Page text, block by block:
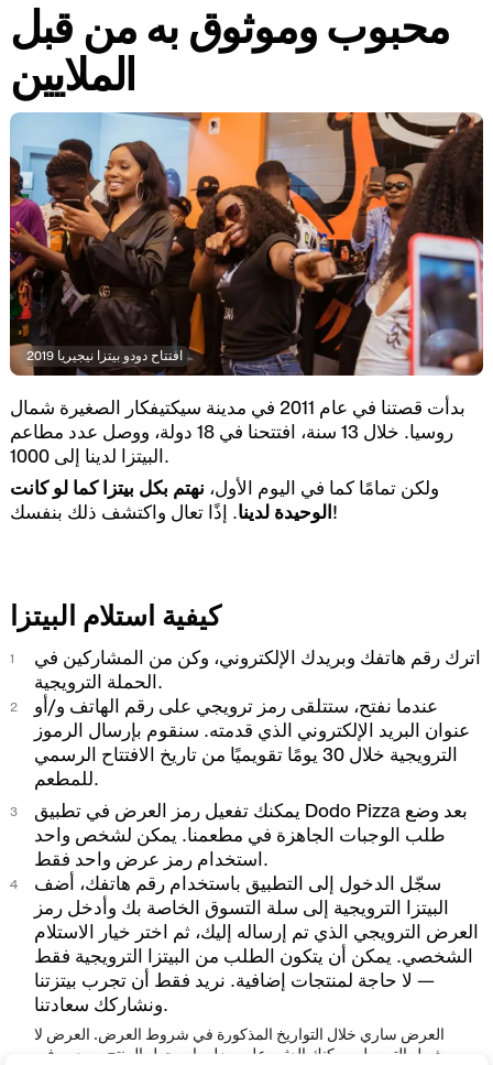
محبوب وموثوق به من قبل
الملايين
افتتاح دودو بيتزا نيجيريا 2019
بدأت قصتنا في عام 2011 في مدينة سيكتيفكار الصغيرة شمال
روسيا. خلال 13 سنة، افتتحنا في 18 دولة، ووصل عدد مطاعم
البيتزا لدينا إلى 1000.
ولكن تمامًا كما في اليوم الأول، نهتم بكل بيتزا كما لو كانت
الوحيدة لدينا. إذًا تعال واكتشف ذلك بنفسك!
كيفية استلام البيتزا
اترك رقم هاتفك وبريدك الإلكتروني، وكن من المشاركين في
الحملة الترويجية.
عندما نفتح، ستتلقى رمز ترويجي على رقم الهاتف و/أو
عنوان البريد الإلكتروني الذي قدمته. سنقوم بإرسال الرموز
الترويجية خلال 30 يومًا تقويميًا من تاريخ الافتتاح الرسمي
للمطعم.
يمكنك تفعيل رمز العرض في تطبيق Dodo Pizza بعد وضع
طلب الوجبات الجاهزة في مطعمنا. يمكن لشخص واحد
استخدام رمز عرض واحد فقط.
سجّل الدخول إلى التطبيق باستخدام رقم هاتفك، أضف
البيتزا الترويجية إلى سلة التسوق الخاصة بك وأدخل رمز
العرض الترويجي الذي تم إرساله إليك، ثم اختر خيار الاستلام
الشخصي. يمكن أن يتكون الطلب من البيتزا الترويجية فقط
— لا حاجة لمنتجات إضافية. نريد فقط أن تجرب بيتزتنا
ونشاركك سعادتنا.
العرض ساري خلال التواريخ المذكورة في شروط العرض. العرض لا
يشمل التوصيل. يمكنك العثور على معلومات حول المنتج وسعره في